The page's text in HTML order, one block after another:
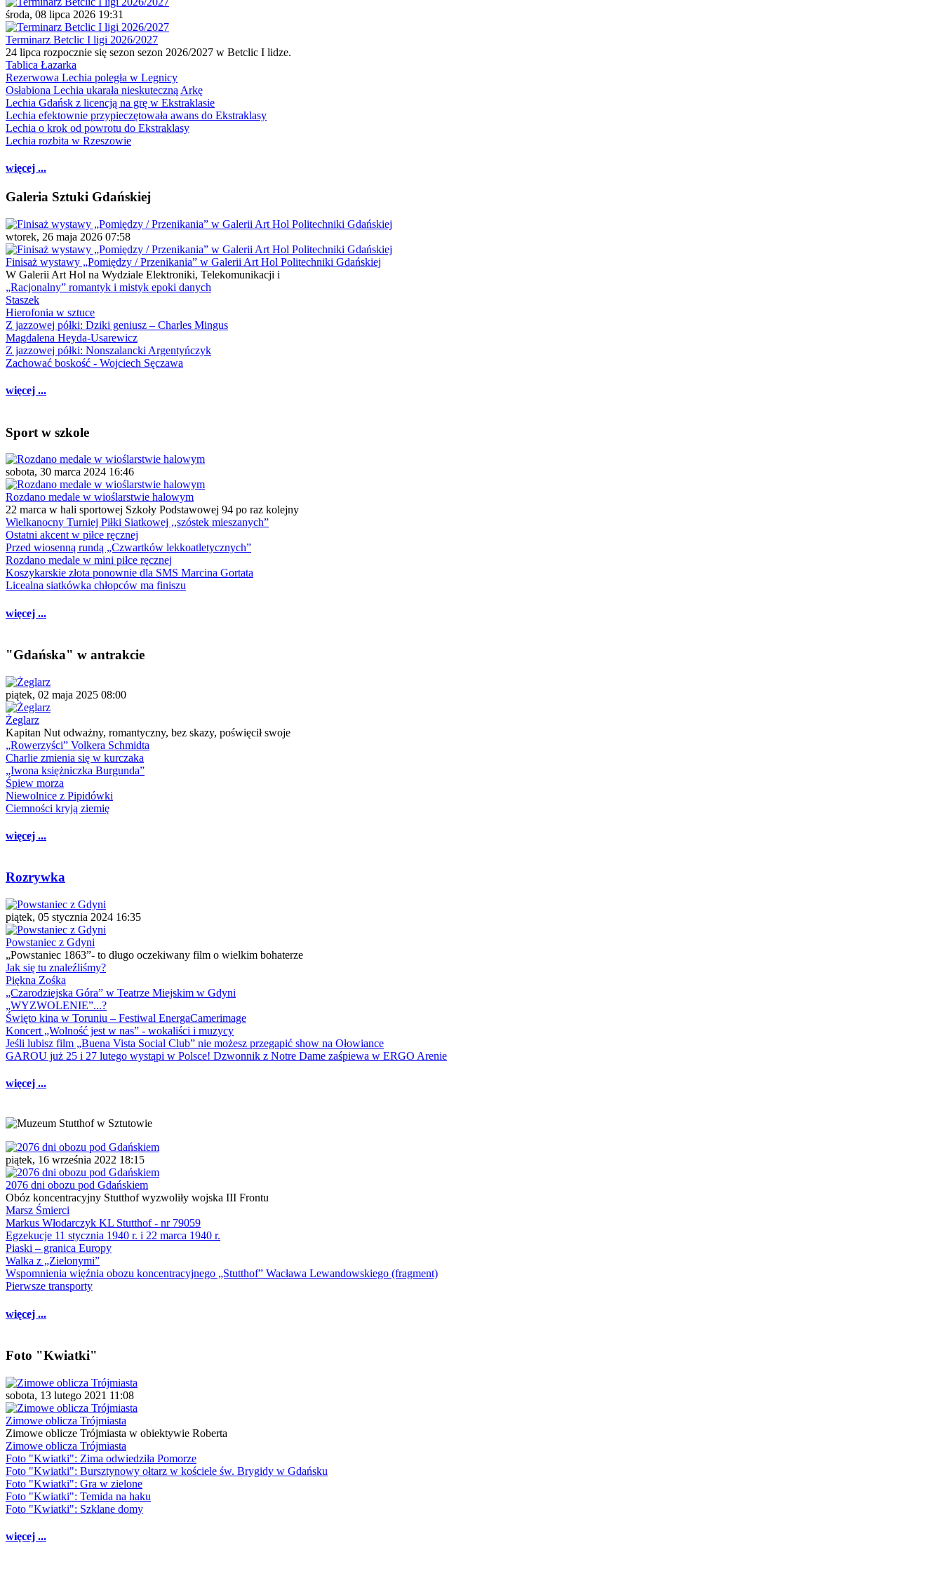
środa, 08 lipca 2026 19:31
Terminarz Betclic I ligi 2026/2027
24 lipca rozpocznie się sezon sezon 2026/2027 w Betclic I lidze.
Tablica Łazarka
Rezerwowa Lechia poległa w Legnicy
Osłabiona Lechia ukarała nieskuteczną Arkę
Lechia Gdańsk z licencją na grę w Ekstraklasie
Lechia efektownie przypieczętowała awans do Ekstraklasy
Lechia o krok od powrotu do Ekstraklasy
Lechia rozbita w Rzeszowie
więcej ...
Galeria Sztuki Gdańskiej
wtorek, 26 maja 2026 07:58
Finisaż wystawy „Pomiędzy / Przenikania” w Galerii Art Hol Politechniki Gdańskiej
W Galerii Art Hol na Wydziale Elektroniki, Telekomunikacji i
„Racjonalny” romantyk i mistyk epoki danych
Staszek
Hierofonia w sztuce
Z jazzowej półki: Dziki geniusz – Charles Mingus
Magdalena Heyda-Usarewicz
Z jazzowej półki: Nonszalancki Argentyńczyk
Zachować boskość - Wojciech Sęczawa
więcej ...
Sport w szkole
sobota, 30 marca 2024 16:46
Rozdano medale w wioślarstwie halowym
22 marca w hali sportowej Szkoły Podstawowej 94 po raz kolejny
Wielkanocny Turniej Piłki Siatkowej ,,szóstek mieszanych”
Ostatni akcent w piłce ręcznej
Przed wiosenną rundą „Czwartków lekkoatletycznych”
Rozdano medale w mini piłce ręcznej
Koszykarskie złota ponownie dla SMS Marcina Gortata
Licealna siatkówka chłopców ma finiszu
więcej ...
"Gdańska" w antrakcie
piątek, 02 maja 2025 08:00
Żeglarz
Kapitan Nut odważny, romantyczny, bez skazy, poświęcił swoje
„Rowerzyści” Volkera Schmidta
Charlie zmienia się w kurczaka
„Iwona księżniczka Burgunda”
Śpiew morza
Niewolnice z Pipidówki
Ciemności kryją ziemię
więcej ...
Rozrywka
piątek, 05 stycznia 2024 16:35
Powstaniec z Gdyni
„Powstaniec 1863”- to długo oczekiwany film o wielkim bohaterze
Jak się tu znaleźliśmy?
Piękna Zośka
„Czarodziejska Góra” w Teatrze Miejskim w Gdyni
„WYZWOLENIE”...?
Święto kina w Toruniu – Festiwal EnergaCamerimage
Koncert „Wolność jest w nas” - wokaliści i muzycy
Jeśli lubisz film „Buena Vista Social Club” nie możesz przegapić show na Ołowiance
GAROU już 25 i 27 lutego wystąpi w Polsce! Dzwonnik z Notre Dame zaśpiewa w ERGO Arenie
więcej ...
piątek, 16 września 2022 18:15
2076 dni obozu pod Gdańskiem
Obóz koncentracyjny Stutthof wyzwoliły wojska III Frontu
Marsz Śmierci
Markus Włodarczyk KL Stutthof - nr 79059
Egzekucje 11 stycznia 1940 r. i 22 marca 1940 r.
Piaski – granica Europy
Walka z „Zielonymi”
Wspomnienia więźnia obozu koncentracyjnego „Stutthof” Wacława Lewandowskiego (fragment)
Pierwsze transporty
więcej ...
Foto "Kwiatki"
sobota, 13 lutego 2021 11:08
Zimowe oblicza Trójmiasta
Zimowe oblicze Trójmiasta w obiektywie Roberta
Zimowe oblicza Trójmiasta
Foto "Kwiatki": Zima odwiedziła Pomorze
Foto "Kwiatki": Bursztynowy ołtarz w kościele św. Brygidy w Gdańsku
Foto "Kwiatki": Gra w zielone
Foto "Kwiatki": Temida na haku
Foto "Kwiatki": Szklane domy
więcej ...